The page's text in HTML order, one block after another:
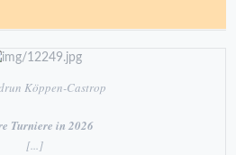
Köppen-Castrop
Turniere in 2026
[...]